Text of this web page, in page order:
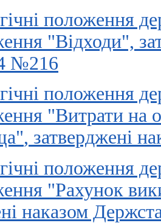
положення
"Відходи",
№216
положення
"Витрати на
, затверджені
положення
"Рахунок
наказом